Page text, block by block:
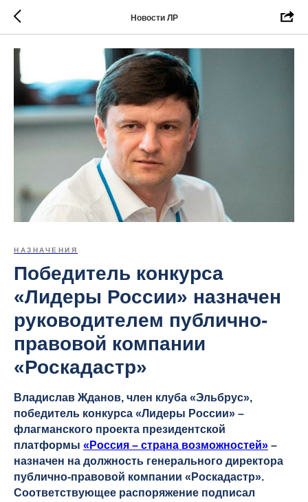
Новости ЛР
НАЗНАЧЕНИЯ
Победитель конкурса
«Лидеры России» назначен
руководителем публично-
правовой компании
«Роскадастр»
Владислав Жданов, член клуба «Эльбрус»,
победитель конкурса «Лидеры России» –
флагманского проекта президентской
платформы «Россия – страна возможностей» –
назначен на должность генерального директора
публично-правовой компании «Роскадастр».
Соответствующее распоряжение подписал